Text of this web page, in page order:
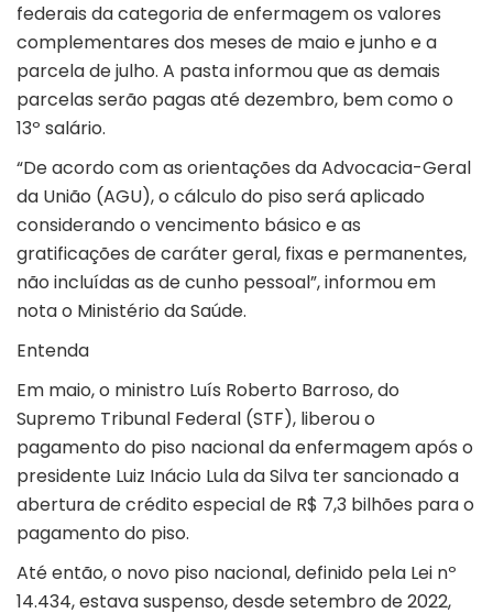
federais da categoria de enfermagem os valores
complementares dos meses de maio e junho e a
parcela de julho. A pasta informou que as demais
parcelas serão pagas até dezembro, bem como o
13º salário.
“De acordo com as orientações da Advocacia-Geral
da União (AGU), o cálculo do piso será aplicado
considerando o vencimento básico e as
gratificações de caráter geral, fixas e permanentes,
não incluídas as de cunho pessoal”, informou em
nota o Ministério da Saúde.
Entenda
Em maio, o ministro Luís Roberto Barroso, do
Supremo Tribunal Federal (STF), liberou o
pagamento do piso nacional da enfermagem após o
presidente Luiz Inácio Lula da Silva ter sancionado a
abertura de crédito especial de R$ 7,3 bilhões para o
pagamento do piso.
Até então, o novo piso nacional, definido pela Lei nº
14.434, estava suspenso, desde setembro de 2022,